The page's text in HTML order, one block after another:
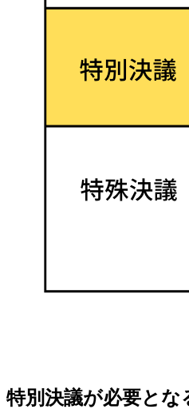
特別決議が必要とな